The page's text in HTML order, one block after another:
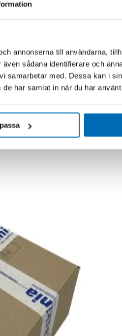
annonserna till användarna,
sådana identifierare och
samarbetar med. Dessa kan i
har samlat in när du har